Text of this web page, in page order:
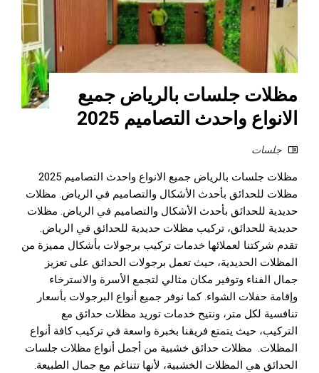
مظلات جلسات بالرياض جميع
الانواع واحدث التصاميم 2025
جلسات
مظلات جلسات بالرياض جميع الانواع واحدث التصاميم 2025
مظلات للحدائق بأحدث الأشكال والتصاميم في الرياض. مظلات
حديدية للحدائق بأحدث الأشكال والتصاميم في الرياض. مظلات
حديدية للحدائق، تركيب مظلات حديدية للحدائق في الرياض.
تقدم شركتنا لعملائها خدمات تركيب برجولات بأشكال مميزة من
المظلات الحديدية، حيث تعمل برجولات الحدائق على تعزيز
جمال الفناء وتوفير مكان مثالي لتجمع الأسرة والاسترخاء
وإقامة حفلات الشواء. كما نوفر جميع أنواع البرجولات بأسعار
تنافسية لكل متر، ونتيح خدمات توريد مظلات حدائق مع
التركيب، حيث يتمتع فريقنا بخبرة واسعة في تركيب كافة أنواع
المظلات. مظلات حدائق خشبية من أجمل أنواع مظلات جلسات
الحدائق هي المظلات الخشبية، لأنها تتناغم مع جمال الطبيعة.